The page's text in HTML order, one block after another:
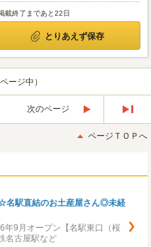
載終了まであと22日
とりあえず保存
ージ中）
次のページ
後
ページＴＯＰへ
名駅直結のお土産屋さん◎未経
9月オープン【名駅東口（桜
名古屋駅など